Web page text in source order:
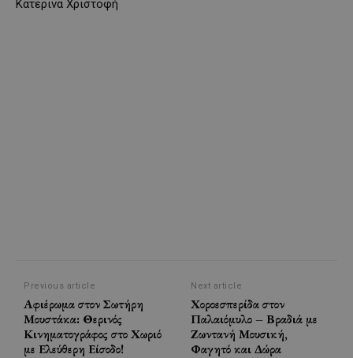
Kατερινα Χριστοφή
Previous article
Αφιέρωμα στον Σωτήρη
Μουστάκα: Θερινός
Κινηματογράφος στο Χωριό
με Ελεύθερη Είσοδο!
Next article
Χοροεσπερίδα στον
Παλαιόμυλο – Βραδιά με
Ζωντανή Μουσική,
Φαγητό και Δώρα